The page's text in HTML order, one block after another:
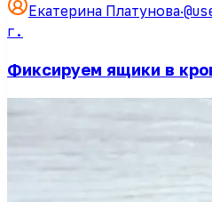
Екатерина Платунова·
г.
Фиксируем ящики в